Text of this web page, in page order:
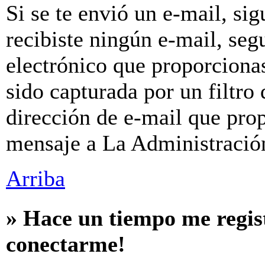
Si se te envió un e-mail,
recibiste ningún e-mail,
electrónico que
sido capturada por un filtro
dirección de e-mail que
mensaje a La
Arriba
» Hace un tiempo me
conectarme!